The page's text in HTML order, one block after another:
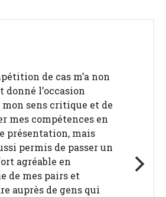
de cas m’a non
donné l’occasion
mon sens critique et de
mes compétences en
présentation, mais
permis de passer un
agréable en
de mes pairs et
auprès de gens qui